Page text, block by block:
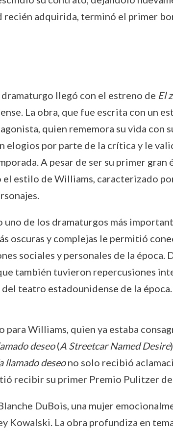
recién adquirida, terminó el primer
llegó con el estreno de El
La obra, que fue escrita con un
quien rememora su vida con
elogios por parte de la crítica y le
A pesar de ser su primer gran
estilo de Williams, caracterizado
de los dramaturgos más
oscuras y complejas le permitió
sociales y personales de la época.
también tuvieron repercusiones
teatro estadounidense de la época.
Williams, quien ya estaba
deseo(A Streetcar Named Desire
llamado deseono solo recibió
recibir su primer Premio Pulitzer de
DuBois, una mujer
Kowalski. La obra profundiza en